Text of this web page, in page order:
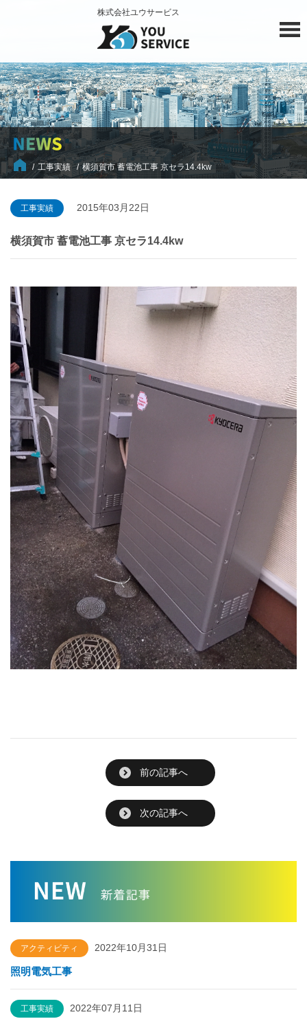
株式会社ユウサービス
工事実績 横須賀市 蓄電池工事 京セラ14.4kw
工事実績 2015年03月22日
横須賀市 蓄電池工事 京セラ14.4kw
前の記事へ
次の記事へ
アクティビティ 2022年10月31日
照明電気工事
工事実績 2022年07月11日